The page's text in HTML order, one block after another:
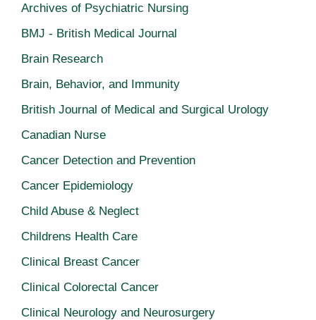
Archives of Psychiatric Nursing
BMJ - British Medical Journal
Brain Research
Brain, Behavior, and Immunity
British Journal of Medical and Surgical Urology
Canadian Nurse
Cancer Detection and Prevention
Cancer Epidemiology
Child Abuse & Neglect
Childrens Health Care
Clinical Breast Cancer
Clinical Colorectal Cancer
Clinical Neurology and Neurosurgery